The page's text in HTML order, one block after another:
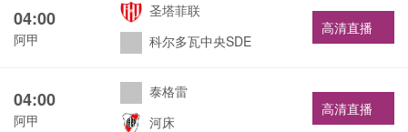
04:00
阿甲
圣塔菲联
科尔多瓦中央SDE
高清直播
04:00
阿甲
泰格雷
河床
高清直播